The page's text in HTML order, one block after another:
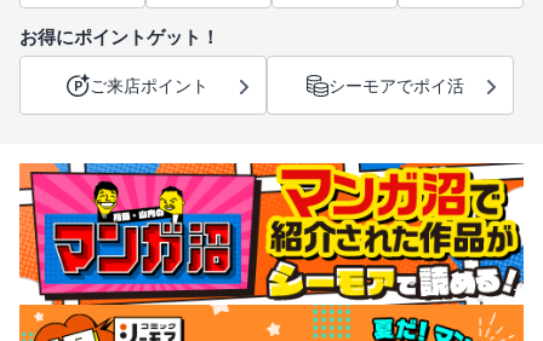
お得にポイントゲット！
ご来店ポイント シーモアでポイ活